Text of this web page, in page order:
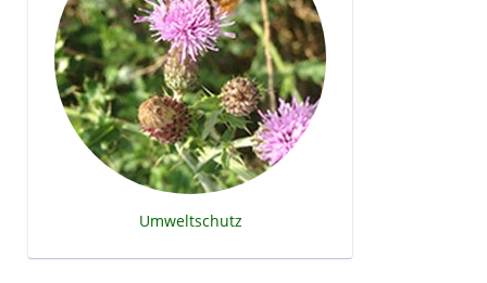
Umweltschutz